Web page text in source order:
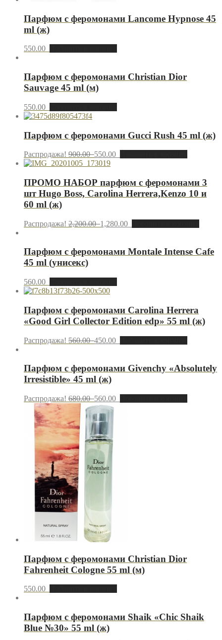
Парфюм с феромонами Lancome Hypnose 45
ml (ж)
550.00
Парфюм с феромонами Christian Dior
Sauvage 45 ml (м)
550.00
Парфюм с феромонами Gucci Rush 45 ml (ж)
Распродажа! 900.00550.00
ПРОМО НАБОР парфюм с феромонами 3
шт Hugo Boss, Carolina Herrera,Kenzo 10 и
60 ml (ж)
Распродажа! 2,200.001,280.00
Парфюм с феромонами Montale Intense Cafe
45 ml (унисекс)
560.00
Парфюм с феромонами Carolina Herrera
«Good Girl Collector Edition edp» 55 ml (ж)
Распродажа! 560.00450.00
Парфюм с феромонами Givenchy «Absolutely
Irresistible» 45 ml (ж)
Распродажа! 680.00560.00
Парфюм с феромонами Christian Dior
Fahrenheit Cologne 55 ml (м)
550.00
Парфюм с феромонами Shaik «Chic Shaik
Blue №30» 55 ml (ж)